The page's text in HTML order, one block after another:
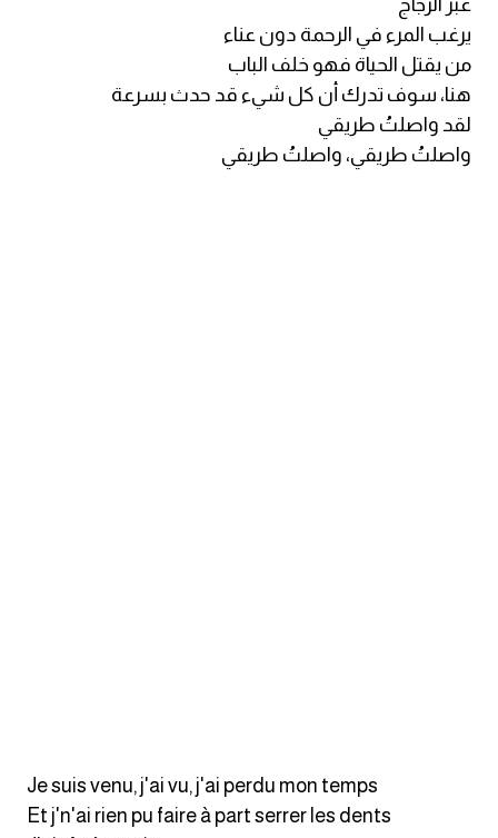
كلمات بحرف o
كلمات بحرف p
كلمات بحرف q
عبر الزجاج
يرغب المرء في الرحمة دون عناء
من يقتل الحياة فهو خلف الباب
هنا، سوف تدرك أن كل شيء قد حدث بسرعة
لقد واصلتُ طريقي
واصلتُ طريقي، واصلتُ طريقي
Je suis venu, j'ai vu, j'ai perdu mon temps
Et j'n'ai rien pu faire à part serrer les dents